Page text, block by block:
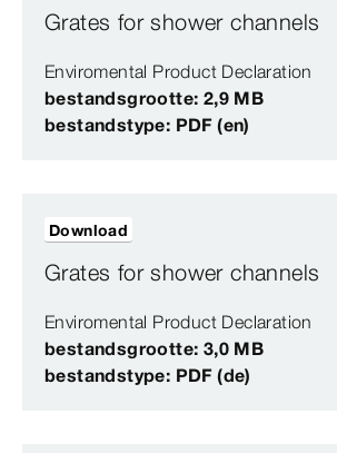
Grates for shower channels
Enviromental Product Declaration
bestandsgrootte: 2,9 MB
bestandstype: PDF (en)
Grates for shower channels
Enviromental Product Declaration
bestandsgrootte: 3,0 MB
bestandstype: PDF (de)
Download